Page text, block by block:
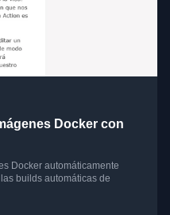
Docker con
Docker automáticamente
builds automáticas de